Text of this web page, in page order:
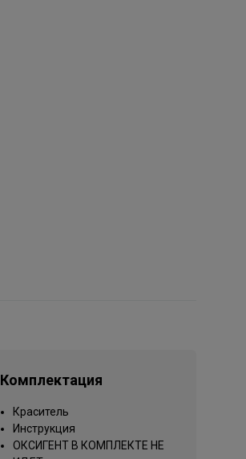
Комплектация
Краситель
Инструкция
ОКСИГЕНТ В КОМПЛЕКТЕ НЕ